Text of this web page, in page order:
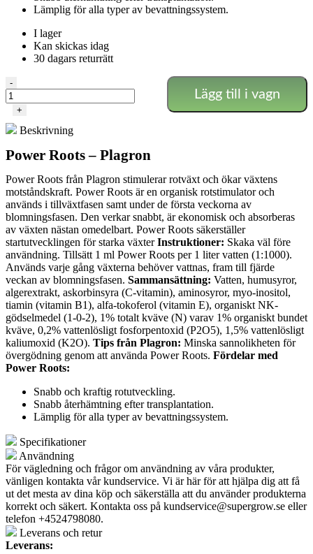
Lämplig för alla typer av bevattningssystem.
I lager
Kan skickas idag
30 dagars returrätt
Power
Roots
1L
Plagron
-
+
Lägg till i vagn
Beskrivning
Power Roots – Plagron
Power Roots från Plagron stimulerar rotväxt och ökar växtens
motståndskraft. Power Roots är en organisk rotstimulator och
används i tillväxtfasen samt under de första veckorna av
blomningsfasen. Den verkar snabbt, är ekonomisk och absorberas
av växten nästan omedelbart. Power Roots säkerställer
startutvecklingen för starka växterInstruktioner: Skaka väl före
användning. Tillsätt 1 ml Power Roots per 1 liter vatten (1:1000).
Används varje gång växterna behöver vattnas, fram till fjärde
veckan av blomningsfasen. Sammansättning: Vatten, humusyror,
algerextrakt, askorbinsyra (C-vitamin), aminosyror, myo-inositol,
tiamin (vitamin B1), alfa-tokoferol (vitamin E), organiskt NK-
gödselmedel (1-0-2), 1% totalt kväve (N) varav 1% organiskt bundet
kväve, 0,2% vattenlösligt fosforpentoxid (P2O5), 1,5% vattenlösligt
kaliumoxid (K2O). Tips från Plagron: Minska sannolikheten för
övergödning genom att använda Power Roots. Fördelar med
Power Roots:
Snabb och kraftig rotutveckling.
Snabb återhämtning efter transplantation.
Lämplig för alla typer av bevattningssystem.
Specifikationer
Användning
För vägledning och frågor om användning av våra produkter,
vänligen kontakta vår kundservice. Vi är här för att hjälpa dig att få
ut det mesta av dina köp och säkerställa att du använder produkterna
korrekt och säkert. Kontakta oss på kundservice@supergrow.se eller
telefon +4524798080.
Leverans och retur
Leverans: